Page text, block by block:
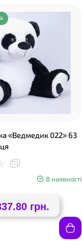
«Ведмедик 022» 63
В наявності
грн.